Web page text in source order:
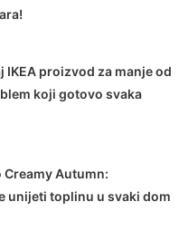
IKEA proizvod za manje od
koji gotovo svaka
Autumn:
unijeti toplinu u svaki dom